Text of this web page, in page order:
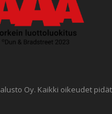
Oy. Kaikki oikeudet